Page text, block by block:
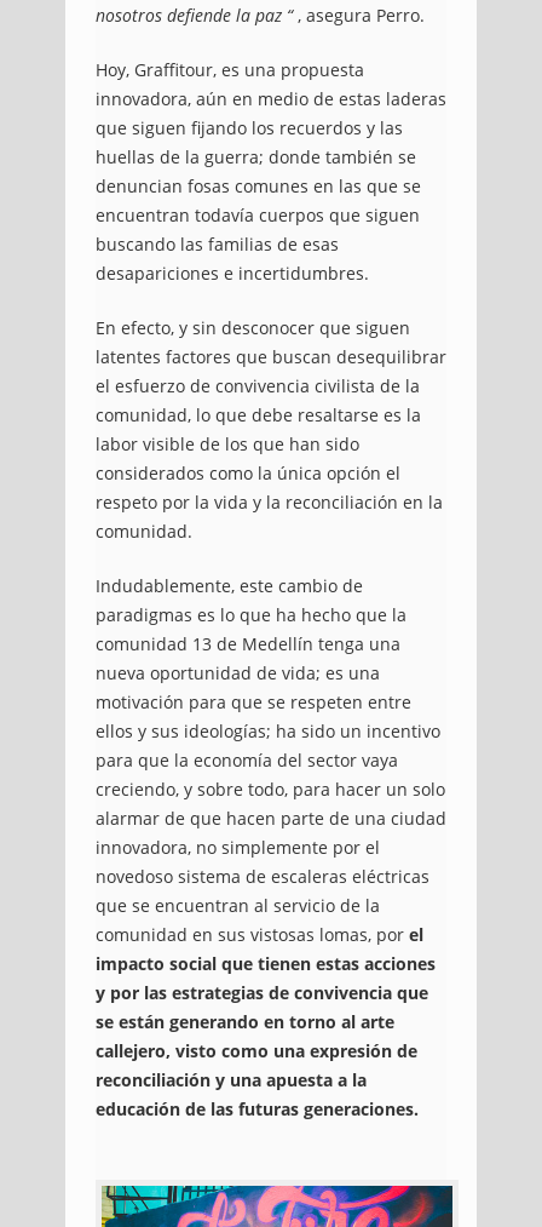
nosotros defiende la paz “, asegura Perro.
Hoy, Graffitour, es una propuesta
innovadora, aún en medio de estas laderas
que siguen fijando los recuerdos y las
huellas de la guerra; donde también se
denuncian fosas comunes en las que se
encuentran todavía cuerpos que siguen
buscando las familias de esas
desapariciones e incertidumbres.
En efecto, y sin desconocer que siguen
latentes factores que buscan desequilibrar
el esfuerzo de convivencia civilista de la
comunidad, lo que debe resaltarse es la
labor visible de los que han sido
considerados como la única opción el
respeto por la vida y la reconciliación en la
comunidad.
Indudablemente, este cambio de
paradigmas es lo que ha hecho que la
comunidad 13 de Medellín tenga una
nueva oportunidad de vida; es una
motivación para que se respeten entre
ellos y sus ideologías; ha sido un incentivo
para que la economía del sector vaya
creciendo, y sobre todo, para hacer un solo
alarmar de que hacen parte de una ciudad
innovadora, no simplemente por el
novedoso sistema de escaleras eléctricas
que se encuentran al servicio de la
comunidad en sus vistosas lomas, por el
impacto social que tienen estas acciones
y por las estrategias de convivencia que
se están generando en torno al arte
callejero, visto como una expresión de
reconciliación y una apuesta a la
educación de las futuras generaciones.